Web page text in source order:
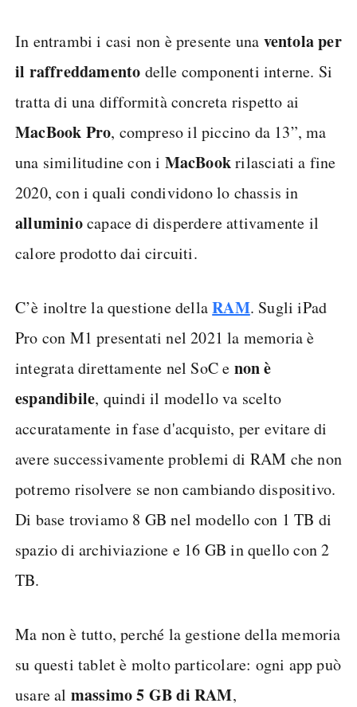
In entrambi i casi non è presente una ventola per
il raffreddamento delle componenti interne. Si
tratta di una difformità concreta rispetto ai
MacBook Pro, compreso il piccino da 13”, ma
una similitudine con i MacBookrilasciati a fine
2020, con i quali condividono lo chassis in
alluminiocapace di disperdere attivamente il
calore prodotto dai circuiti.
C’è inoltre la questione dellaRAM. Sugli iPad
Pro con M1 presentati nel 2021 la memoria è
integrata direttamente nel SoC e non è
espandibile, quindi il modello va scelto
accuratamente in fase d'acquisto, per evitare di
avere successivamente problemi di RAM che non
potremo risolvere se non cambiando dispositivo.
Di base troviamo 8 GB nel modello con 1 TB di
spazio di archiviazione e 16 GB in quello con 2
TB.
Ma non è tutto, perché la gestione della memoria
su questi tablet è molto particolare: ogni app può
usare al massimo 5 GB di RAM,